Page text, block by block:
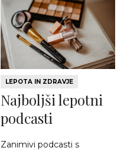
LEPOTA IN ZDRAVJE
Najboljši lepotni
podcasti
Zanimivi podcasti s